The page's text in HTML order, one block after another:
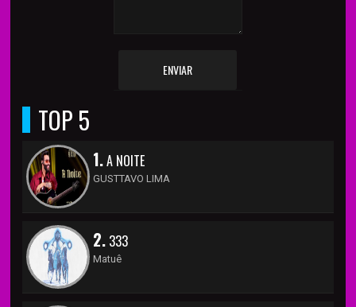
ENVIAR
TOP 5
1.A NOITE
GUSTTAVO LIMA
2. 333
Matuê